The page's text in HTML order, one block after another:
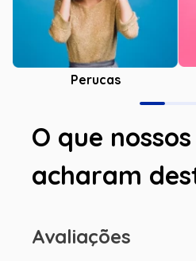
Perucas
O que
acharam
Avaliações